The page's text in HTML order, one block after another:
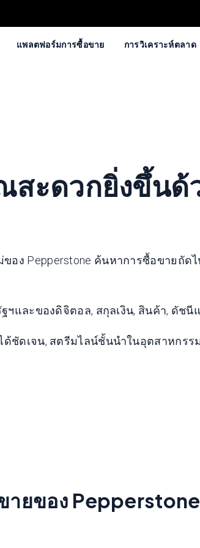
แพลตฟอร์มการซื้อขาย การวิเคราะห์ตลาด
สะดวกยิ่งขึ้น
อง Pepperstone ค้นหาการซื้อขาย
ฯและของดิจิตอล, สกุลเงิน, สินค้า, ดัชนี
ชัดเจน, สตรีมไลน์ชั้นนำในอุตสาหกรร
ายของ Pepperstone